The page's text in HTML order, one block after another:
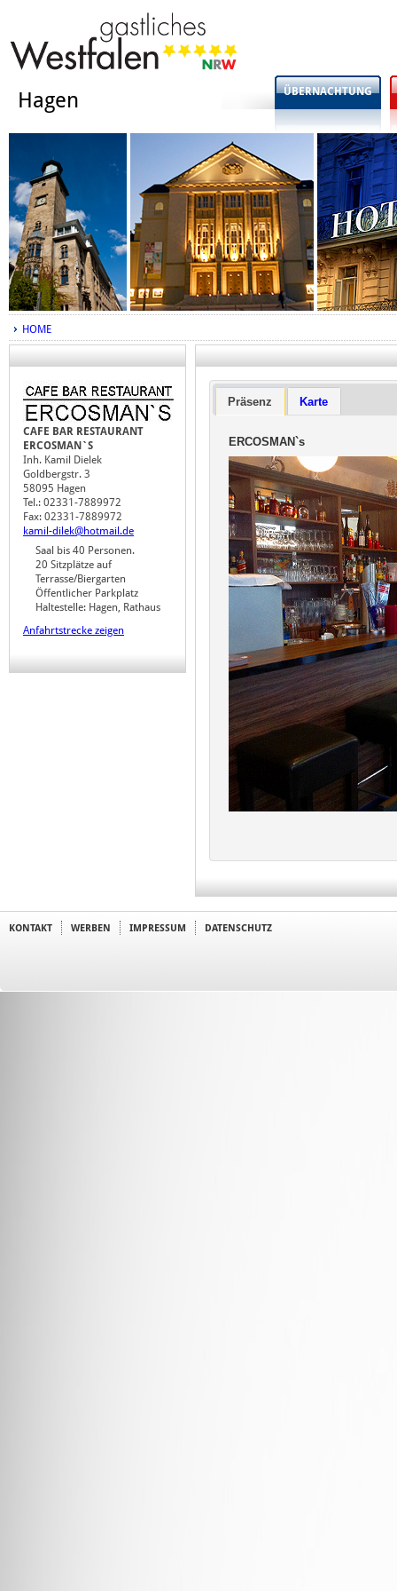
Hagen ÜBERNACHTUNG
HOME
CAFE BAR RESTAURANT
ERCOSMAN`S
Inh. Kamil Dielek
Goldbergstr. 3
58095 Hagen
Tel.: 02331-7889972
Fax: 02331-7889972
kamil-dilek@hotmail.de
Saal bis 40 Personen.
20 Sitzplätze auf
Terrasse/Biergarten
Öffentlicher Parkplatz
Haltestelle: Hagen, Rathaus
Anfahrtstrecke zeigen
Präsenz Karte
ERCOSMAN`s
KONTAKT WERBEN IMPRESSUM DATENSCHUTZ